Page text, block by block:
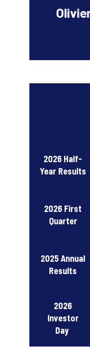
2026 Half-
Year Results
2026 First
Quarter
2025 Annual
Results
2026
Investor
Day